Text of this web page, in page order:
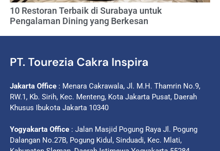
10 Restoran Terbaik di Surabaya untuk
Pengalaman Dining yang Berkesan
PT. Tourezia Cakra Inspira
Jakarta Office : Menara Cakrawala, Jl. M.H. Thamrin No.9,
RW.1, Kb. Sirih, Kec. Menteng, Kota Jakarta Pusat, Daerah
Khusus Ibukota Jakarta 10340
Yogyakarta Office : Jalan Masjid Pogung Raya Jl. Pogung
Dalangan No.27B, Pogung Kidul, Sinduadi, Kec. Mlati,